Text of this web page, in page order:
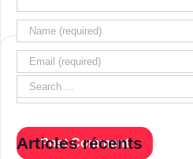
Articles récents